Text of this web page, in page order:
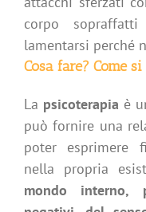
corpo
lamentarsi perché
Cosa fare? Come
La psicoterapia è
può fornire una
poter esprimere
nella propria
mondo interno,